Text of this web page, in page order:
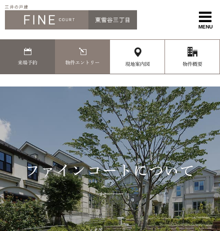
MENU
来場予約 物件エントリー 現地案内図 物件概要
ファインコートについて